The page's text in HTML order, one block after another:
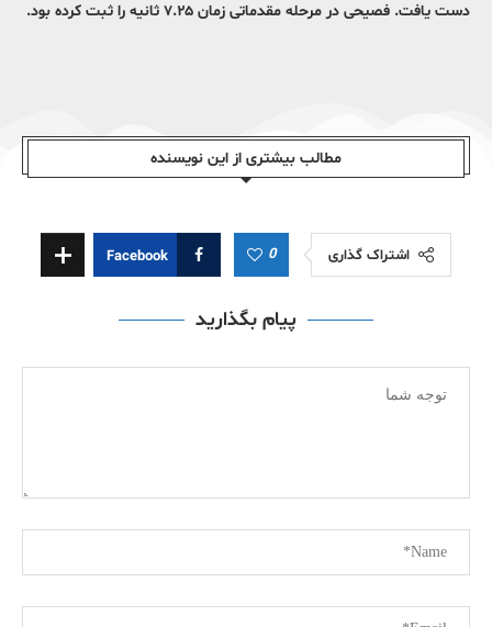
دست یافت. فصیحی در مرحله مقدماتی زمان ۷.۲۵ ثانیه را ثبت کرده بود.
مطالب بیشتری از این نویسندە
اشتراک گذاری 0
Facebook
پیام بگذارید